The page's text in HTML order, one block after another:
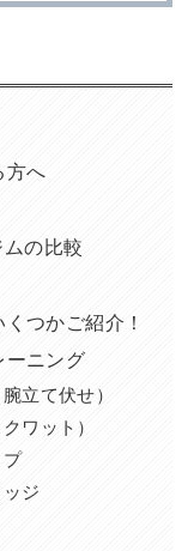
方へ
の比較
つかご紹介！
ーニング
立て伏せ）
ワット）
ジ